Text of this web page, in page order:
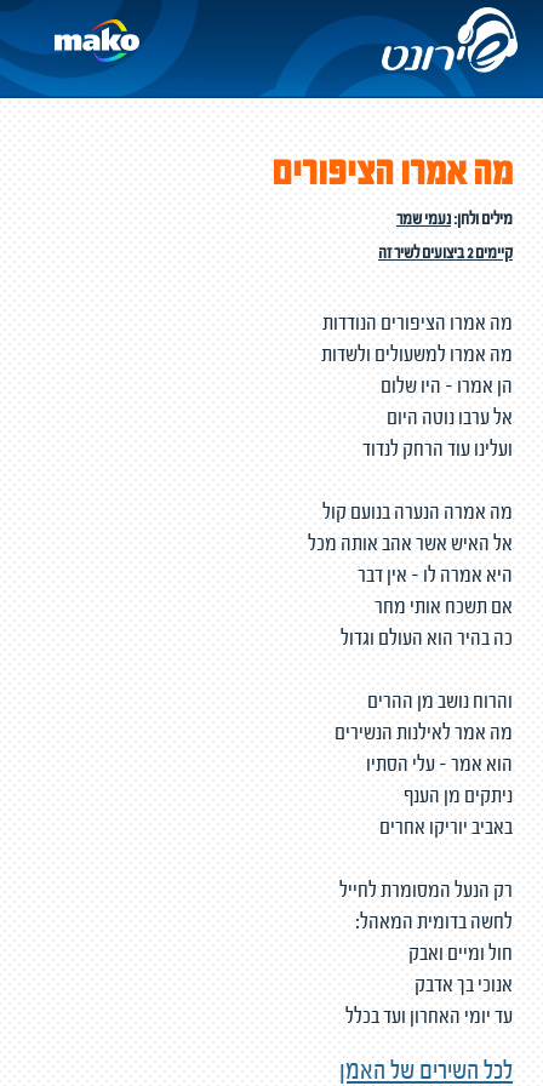
מה אמרו הציפורים
מילים ולחן:נעמי שמר
קיימים 2 ביצועים לשיר זה
מה אמרו הציפורים הנודדות
מה אמרו למשעולים ולשדות
הן אמרו - היו שלום
אל ערבו נוטה היום
ועלינו עוד הרחק לנדוד
מה אמרה הנערה בנועם קול
אל האיש אשר אהב אותה מכל
היא אמרה לו - אין דבר
אם תשכח אותי מחר
כה בהיר הוא העולם וגדול
והרוח נושב מן ההרים
מה אמר לאילנות הנשירים
הוא אמר - עלי הסתיו
ניתקים מן הענף
באביב יוריקו אחרים
רק הנעל המסומרת לחייל
לחשה בדומית המאהל:
חול ומיים ואבק
אנוכי בך אדבק
עד יומי האחרון ועד בכלל
לכל השירים של האמן